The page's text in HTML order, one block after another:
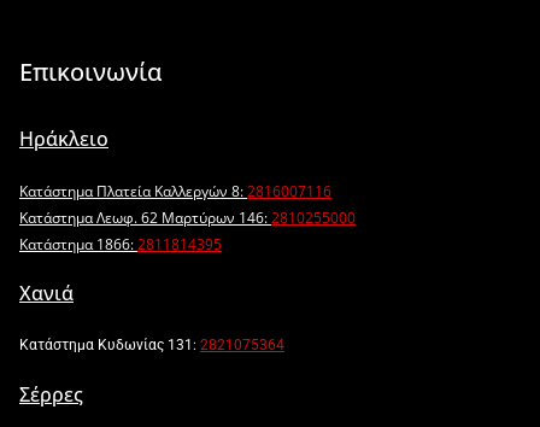
Επικοινωνία
Ηράκλειο
Κατάστημα Πλατεία Καλλεργών 8:2816007116
Κατάστημα Λεωφ. 62 Μαρτύρων 146:2810255000
Κατάστημα 1866:2811814395
Χανιά
Κατάστημα Κυδωνίας 131: 2821075364
Σέρρες